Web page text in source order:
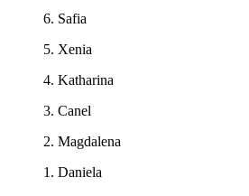
6. Safia
5. Xenia
4. Katharina
3. Canel
2. Magdalena
1. Daniela